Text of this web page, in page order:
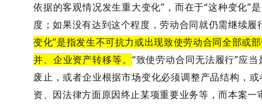
依据的客观情况发生重大变化”，而在于“这种变化”
度；如果没有达到这个程度，劳动合同就仍需继续履
变化”是指发生不可抗力或出现致使劳动合同全部或
并、企业资产转移等。 “致使劳动合同无法履行”应
废止，或者企业根据市场变化必须调整产品结构，
资、因法律方面原因终止某项重要业务等，而本案